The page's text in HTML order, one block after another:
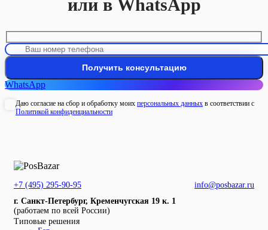
или в WhatsApp
WhatsApp
Даю согласие на сбор и обработку моих персональных данных в соответствии с
Политикой конфиденциальности
+7 (495) 295-90-95
info@posbazar.ru
г. Санкт-Петербург, Кременчугская 19 к. 1
(работаем по всей России)
Типовые решения